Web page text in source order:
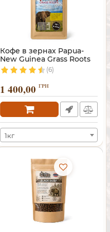
Кофе в зернах Papua-
New Guinea Grass Roots
(6)
1 400,00 ГРН
1кг